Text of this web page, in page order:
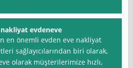
nakliyat evdeneve
en önemli evden eve nakliyat
sağlayıcılarından biri olarak,
olarak müşterilerimize hızlı,